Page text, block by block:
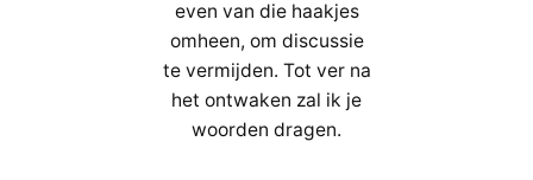
even van die haakjes
omheen, om discussie
te vermijden. Tot ver na
het ontwaken zal ik je
woorden dragen.